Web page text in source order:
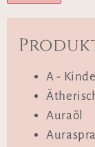
A -
Auraöl